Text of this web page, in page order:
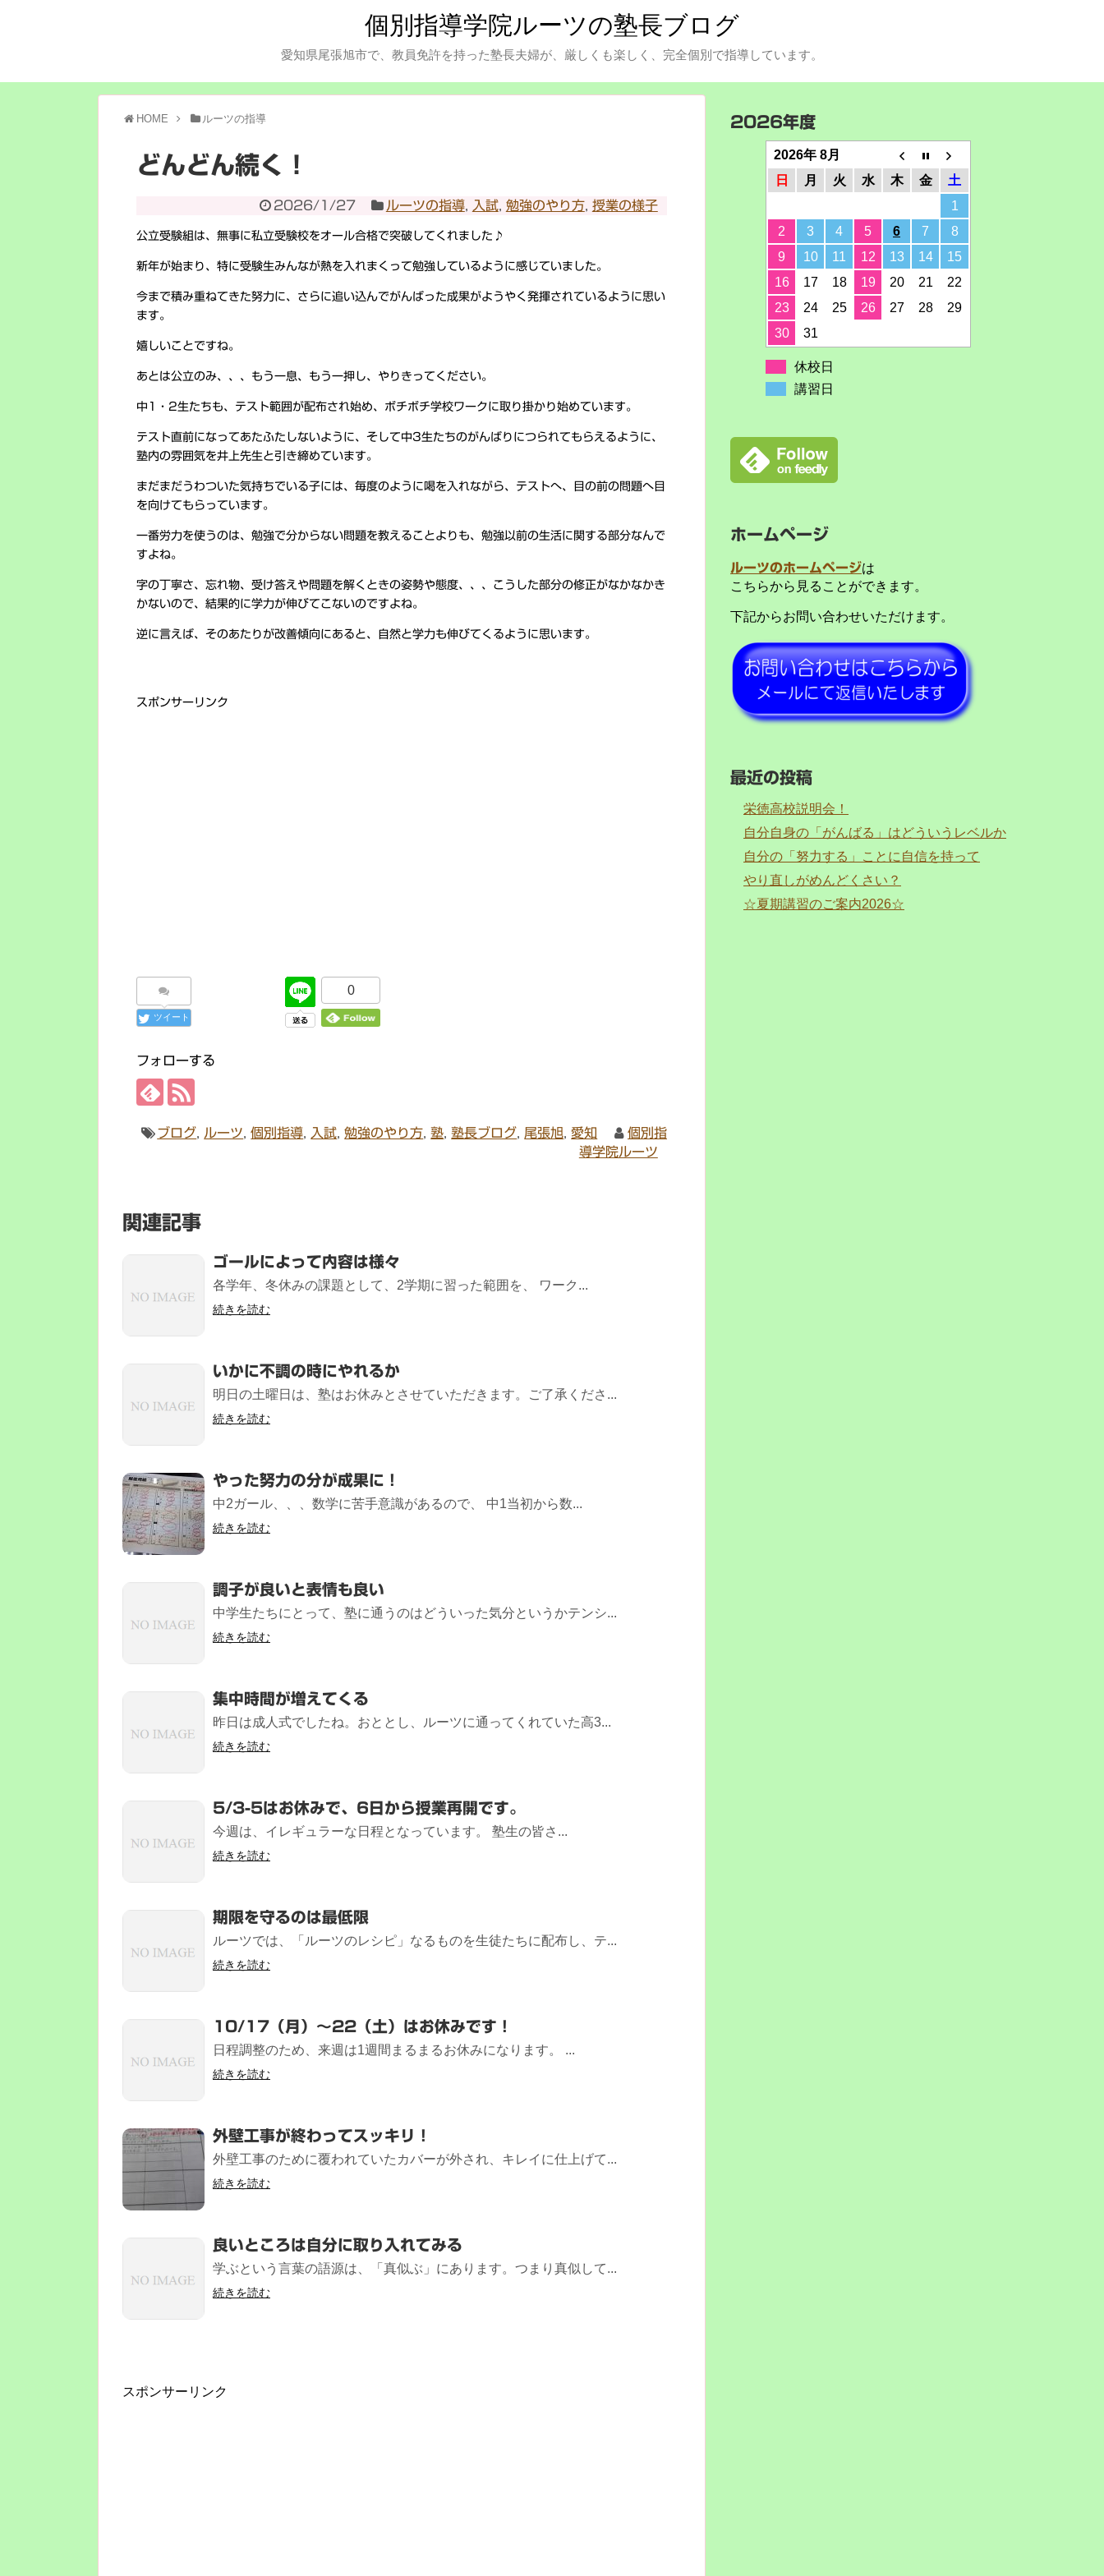
個別指導学院ルーツの塾長ブログ
愛知県尾張旭市で、教員免許を持った塾長夫婦が、厳しくも楽しく、完全個別で指導しています。
HOME ルーツの指導
どんどん続く！
2026/1/27 ルーツの指導, 入試, 勉強のやり方, 授業の様子
公立受験組は、無事に私立受験校をオール合格で突破してくれました♪
新年が始まり、特に受験生みんなが熱を入れまくって勉強しているように感じていました。
今まで積み重ねてきた努力に、さらに追い込んでがんばった成果がようやく発揮されているように思い
ます。
嬉しいことですね。
あとは公立のみ、、、もう一息、もう一押し、やりきってください。
中1・2生たちも、テスト範囲が配布され始め、ボチボチ学校ワークに取り掛かり始めています。
テスト直前になってあたふたしないように、そして中3生たちのがんばりにつられてもらえるように、
塾内の雰囲気を井上先生と引き締めています。
まだまだうわついた気持ちでいる子には、毎度のように喝を入れながら、テストへ、目の前の問題へ目
を向けてもらっています。
一番労力を使うのは、勉強で分からない問題を教えることよりも、勉強以前の生活に関する部分なんで
すよね。
字の丁寧さ、忘れ物、受け答えや問題を解くときの姿勢や態度、、、こうした部分の修正がなかなかき
かないので、結果的に学力が伸びてこないのですよね。
逆に言えば、そのあたりが改善傾向にあると、自然と学力も伸びてくるように思います。
スポンサーリンク
ツイート
0
フォローする
ブログ ルーツ ,個別指導 入試 ,勉強のやり方 ,塾 ,塾長ブログ 尾張旭 愛知
個別指
導学院ルーツ
関連記事
ゴールによって内容は様々
各学年、冬休みの課題として、2学期に習った範囲を、 ワーク...
続きを読む
いかに不調の時にやれるか
明日の土曜日は、塾はお休みとさせていただきます。ご了承くださ...
続きを読む
やった努力の分が成果に！
中2ガール、、、数学に苦手意識があるので、 中1当初から数...
続きを読む
調子が良いと表情も良い
中学生たちにとって、塾に通うのはどういった気分というかテンシ...
続きを読む
集中時間が増えてくる
昨日は成人式でしたね。おととし、ルーツに通ってくれていた高3...
続きを読む
5/3-5はお休みで、6日から授業再開です。
今週は、イレギュラーな日程となっています。 塾生の皆さ...
続きを読む
期限を守るのは最低限
ルーツでは、「ルーツのレシピ」なるものを生徒たちに配布し、テ...
続きを読む
10/17（月）～22（土）はお休みです！
日程調整のため、来週は1週間まるまるお休みになります。 ...
続きを読む
外壁工事が終わってスッキリ！
外壁工事のために覆われていたカバーが外され、キレイに仕上げて...
続きを読む
良いところは自分に取り入れてみる
学ぶという言葉の語源は、「真似ぶ」にあります。つまり真似して...
続きを読む
スポンサーリンク
2026年度
2026年 8月
日
月 火 水 木 金
土
1
2
3 4 5 6 7
8
9
10 11 12 13 14
15
16
17 18 19 20 21
22
23
24 25 26 27 28
29
30
31
休校日
講習日
ホームページ
ルーツのホームページは
こちらから見ることができます。
下記からお問い合わせいただけます。
最近の投稿
栄徳高校説明会！
自分自身の「がんばる」はどういうレベルか
自分の「努力する」ことに自信を持って
やり直しがめんどくさい？
☆夏期講習のご案内2026☆